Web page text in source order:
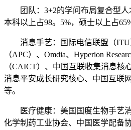
团队：3+2的学问布局复合型人
本科以上占98。5%，硕士以上占
消息手艺：国际电信联盟（ITU
（APC）、Omdia、Hyperion
（CAICT）、中国互联收集消息核
消息平安成长研究核心、中国互联
等。
医疗健康：美国国度生物手艺消
化学制药工业协会、中国医学配备